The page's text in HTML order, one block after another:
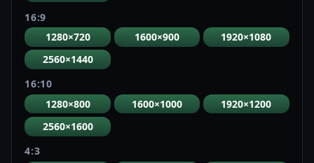
16:9
1280×720
1600×900
1920×1080
2560×1440
16:10
1280×800
1600×1000
1920×1200
2560×1600
4:3